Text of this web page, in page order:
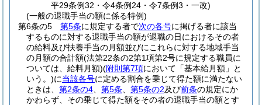
平29条例32・令4条例24・令7条例3・一改)
(一般の退職手当の額に係る特例)
第6条の5
第5条に規定する者で次の各号に掲げる者に該当
するものに対する退職手当の額が退職の日におけるその者
の給料及び扶養手当の月額並びにこれらに対する地域手当
の月額の合計額(法第22条の2第1項第2号に規定する職員に
ついては、給料月額)(附則第7項において「基本給月額」と
いう。)に当該各号に定める割合を乗じて得た額に満たない
ときは、 第2条の4 第5条 第5条の2及び前条の規定にか
かわらず、その乗じて得た額をその者の退職手当の額とす